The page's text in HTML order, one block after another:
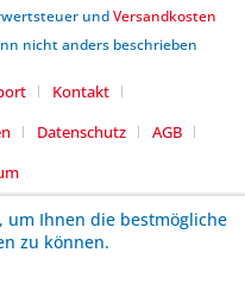
undVersandkosten
nicht anders beschrieben
Kontakt
Datenschutz
AGB
um Ihnen die bestmögliche
zu können.